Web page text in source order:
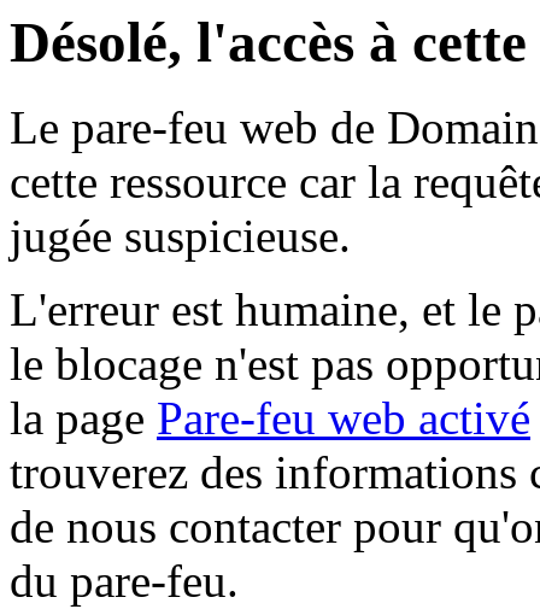
Désolé, l'accès à
Le pare-feu web de
cette ressource car la
jugée suspicieuse.
L'erreur est humaine, et le
le blocage n'est pas
la page Pare-feu web activé
trouverez des informations
de nous contacter pour
du pare-feu.